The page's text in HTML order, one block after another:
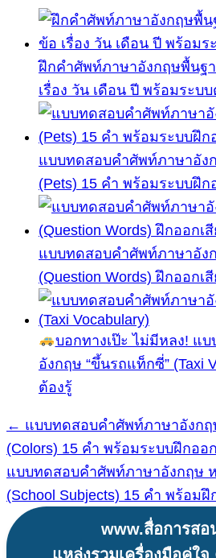
ฝึกคำศัพท์ภาษาอังกฤษพื้นฐ
เรื่อง วัน เดือน ปี พร้อมระบ
แบบทดสอบคำศัพท์ภาษาอัง
(Pets) 15 คำ พร้อมระบบฝึก
แบบทดสอบคำศัพท์ภาษาอัง
(Question Words) ฝึกออกเ
บอกทางเป๊ะ ไม่มีหลง! แ
อังกฤษ “ขึ้นรถแท็กซี่” (Taxi
ต้องรู้
แนะแนว
เรื่อง
← แบบทดสอบคำศัพท์ภาษาอังกฤ
(Colors) 15 คำ พร้อมระบบฝึกออ
แบบทดสอบคำศัพท์ภาษาอังกฤษ
(School Subjects) 15 คำ พร้อม
www.สื่อการสอ
แหล่งรวมเครื่องมือคู่ใ